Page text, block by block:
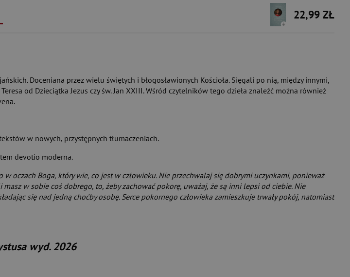
22,99 ZŁ
Doceniana przez wielu świętych i błogosławionych Kościoła. Sięgali po nią, między innymi,
od Dzieciątka Jezus czy św. Jan XXIII. Wśród czytelników tego dzieła znaleźć można również
w nowych, przystępnych tłumaczeniach.
devotio moderna.
oczach Boga, który wie, co jest w człowieku. Nie przechwalaj się dobrymi uczynkami, ponieważ
w sobie coś dobrego, to, żeby zachować pokorę, uważaj, że są inni lepsi od ciebie. Nie
się nad jedną choćby osobę. Serce pokornego człowieka zamieszkuje trwały pokój, natomiast
wyd. 2026